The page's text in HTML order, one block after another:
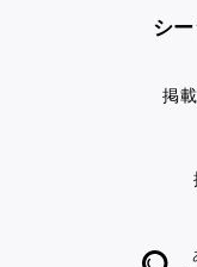
シ
掲